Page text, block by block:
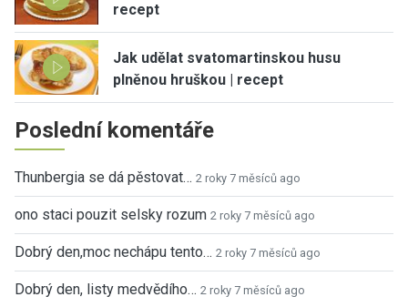
recept
Jak udělat svatomartinskou husu
plněnou hruškou | recept
Poslední komentáře
Thunbergia se dá pěstovat… 2 roky 7 měsíců ago
ono staci pouzit selsky rozum 2 roky 7 měsíců ago
Dobrý den,moc nechápu tento… 2 roky 7 měsíců ago
Dobrý den, listy medvědího… 2 roky 7 měsíců ago